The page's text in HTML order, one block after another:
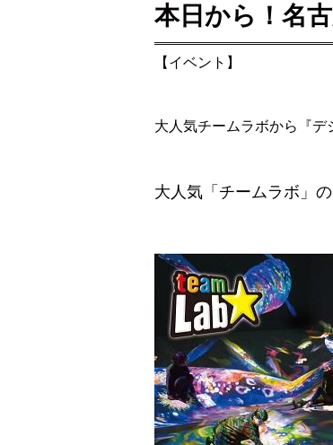
本日から！名
【イベント】
大人気チームラボから『デ
大人気「チームラボ」